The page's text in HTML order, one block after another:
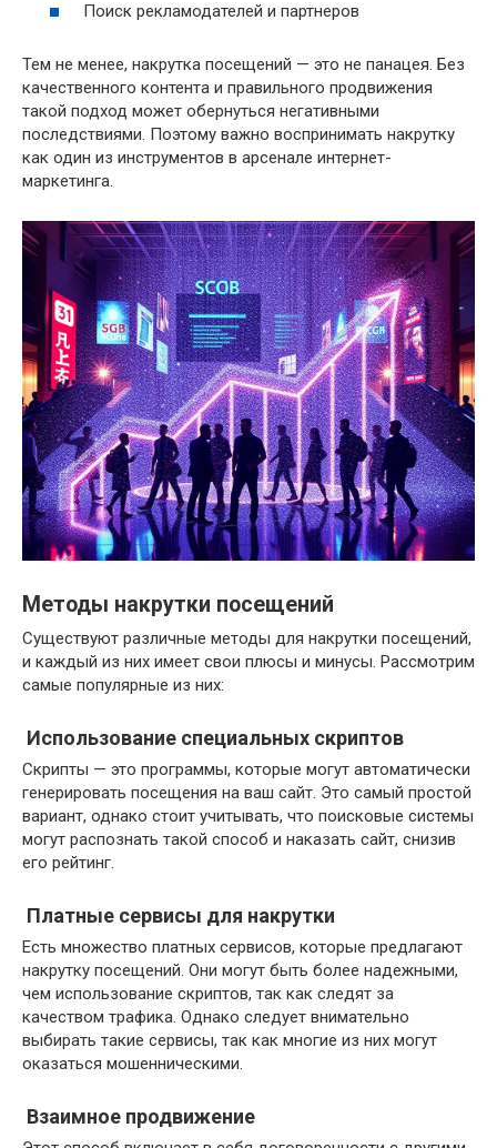
Поиск рекламодателей и партнеров
Тем не менее, накрутка посещений — это не панацея. Без
качественного контента и правильного продвижения
такой подход может обернуться негативными
последствиями. Поэтому важно воспринимать накрутку
как один из инструментов в арсенале интернет-
маркетинга.
Методы накрутки посещений
Существуют различные методы для накрутки посещений,
и каждый из них имеет свои плюсы и минусы. Рассмотрим
самые популярные из них:
Использование специальных скриптов
Скрипты — это программы, которые могут автоматически
генерировать посещения на ваш сайт. Это самый простой
вариант, однако стоит учитывать, что поисковые системы
могут распознать такой способ и наказать сайт, снизив
его рейтинг.
Платные сервисы для накрутки
Есть множество платных сервисов, которые предлагают
накрутку посещений. Они могут быть более надежными,
чем использование скриптов, так как следят за
качеством трафика. Однако следует внимательно
выбирать такие сервисы, так как многие из них могут
оказаться мошенническими.
Взаимное продвижение